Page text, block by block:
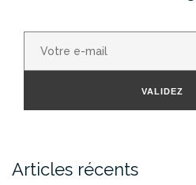
VALIDEZ
Articles récents